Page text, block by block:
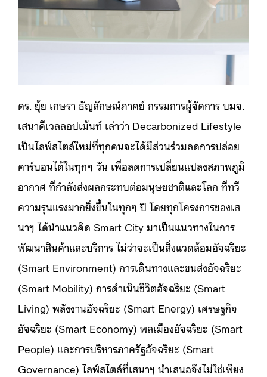
ดร. ยุ้ย เกษรา ธัญลักษณ์ภาคย์ กรรมการผู้จัดการ บมจ.
เสนาดีเวลลอปเม้นท์ เล่าว่า Decarbonized Lifestyle
เป็นไลฟ์สไตล์ใหม่ที่ทุกคนจะได้มีส่วนร่วมลดการปล่อย
คาร์บอนได้ในทุกๆ วัน เพื่อลดการเปลี่ยนแปลงสภาพภูมิ
อากาศ ที่กำลังส่งผลกระทบต่อมนุษยชาติและโลก ที่ทวี
ความรุนแรงมากยิ่งขึ้นในทุกๆ ปี โดยทุกโครงการของเส
นาฯ ได้นำแนวคิด Smart City มาเป็นแนวทางในการ
พัฒนาสินค้าและบริการ ไม่ว่าจะเป็นสิ่งแวดล้อมอัจฉริยะ
(Smart Environment) การเดินทางและขนส่งอัจฉริยะ
(Smart Mobility) การดำเนินชีวิตอัจฉริยะ (Smart
Living) พลังงานอัจฉริยะ (Smart Energy) เศรษฐกิจ
อัจฉริยะ (Smart Economy) พลเมืองอัจฉริยะ (Smart
People) และการบริหารภาครัฐอัจฉริยะ (Smart
Governance) ไลฟ์สไตล์ที่เสนาฯ นำเสนอจึงไม่ใช่เพียง